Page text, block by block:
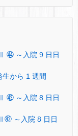
㊹ ～入院 9 日日
から 1 週間
㊸ ～入院 8 日日
㊷ ～入院 8 日日